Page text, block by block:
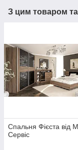
З цим товаром
Спальня Фієста від
Сервіс